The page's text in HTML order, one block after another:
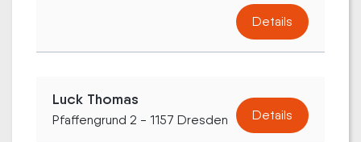
Details
Luck Thomas
Pfaffengrund 2 - 1157 Dresden Details